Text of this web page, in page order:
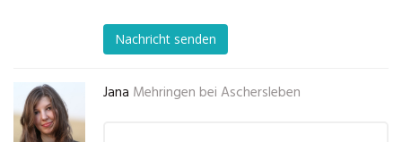
Nachricht senden
Jana Mehringen bei Aschersleben